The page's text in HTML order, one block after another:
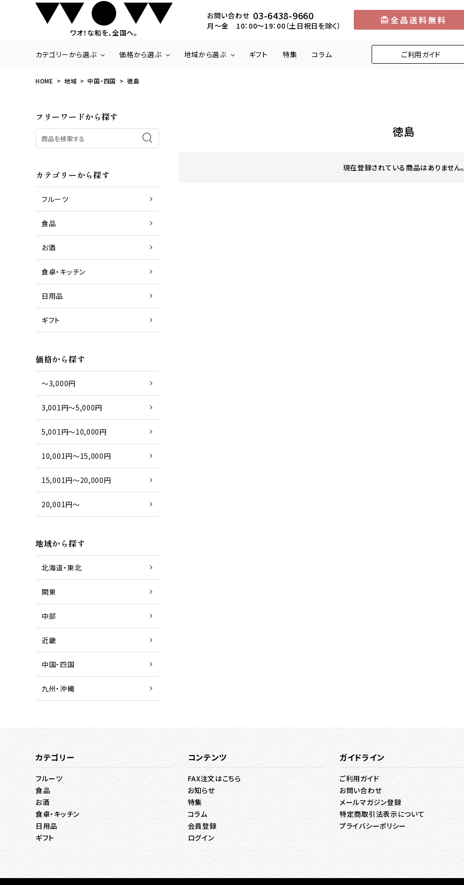
ワオ！な和を、全国へ。
お問い合わせ 03-6438-9660
月～金 10：00～19：00（土日祝日を除く）
カテゴリーから選ぶ
商品一覧
ラ・フランス
さくらんぼ
みかん
梨
商品一覧 お肉
商品一覧 日本酒
商品一覧 グラス
商品一覧
価格から選ぶ
～3,000円
20,001円～
地域から選ぶ
北海道・東北
九州・沖縄
ギフト 特集 コラム ご利用ガイド
HOME 地域 中国・四国 徳島
フリーワードから探す
カテゴリーから探す
フルーツ
食品
お酒
食卓・キッチン
日用品
ギフト
価格から探す
～3,000円
3,001円～5,000円
5,001円～10,000円
10,001円～15,000円
15,001円～20,000円
20,001円～
地域から探す
北海道・東北
関東
中部
近畿
中国・四国
九州・沖縄
徳島
現在登録されている商品はありません。
カテゴリー
フルーツ
食品
お酒
食卓・キッチン
日用品
ギフト
コンテンツ
FAX注文はこちら
お知らせ
特集
コラム
会員登録
ログイン
ガイドライン
ご利用ガイド
お問い合わせ
メールマガジン登録
特定商取引法表示について
プライバシーポリシー